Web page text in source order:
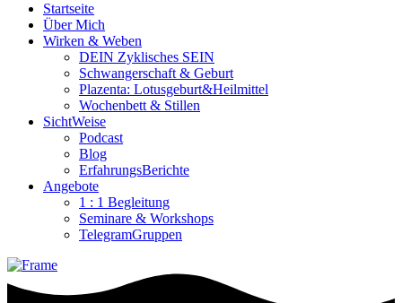
Startseite
Über Mich
Wirken & Weben
DEIN Zyklisches SEIN
Schwangerschaft & Geburt
Plazenta: Lotusgeburt&Heilmittel
Wochenbett & Stillen
SichtWeise
Podcast
Blog
ErfahrungsBerichte
Angebote
1 : 1 Begleitung
Seminare & Workshops
TelegramGruppen